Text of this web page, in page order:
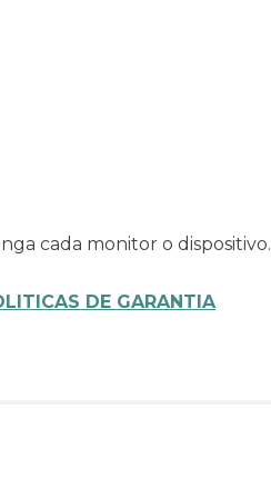
cada monitor o dispositivo.
DE GARANTIA